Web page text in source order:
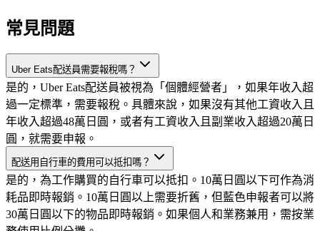
常見問題
Uber Eats配送員需要報稅嗎？
是的，Uber Eats配送員被視為「個體經營者」，如果年收入超
過一定標準，需要報稅。具體來說，如果沒有其他工資收入且
年收入超過48萬日圓，或者有工資收入且副業收入超過20萬日
圓，就需要申報。
配送用自行車的費用可以抵扣嗎？
是的，為工作購買的自行車可以抵扣。10萬日圓以下可作為消
耗品即時報銷。10萬日圓以上需要折舊，但藍色申報者可以將
30萬日圓以下的物品即時報銷。如果個人和業務兼用，需按業